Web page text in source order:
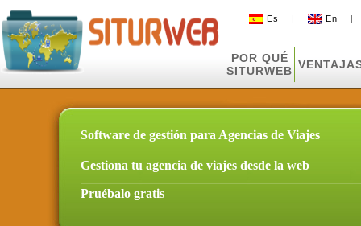
Es | En
POR QUÉ
SITURWEB
Software de gestión para Agencias de Viajes
Gestiona tu agencia de viajes desde la web
Pruébalo gratis